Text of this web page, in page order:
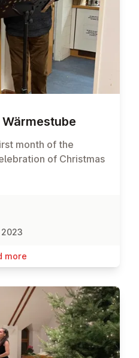
month of the
of Christmas
more